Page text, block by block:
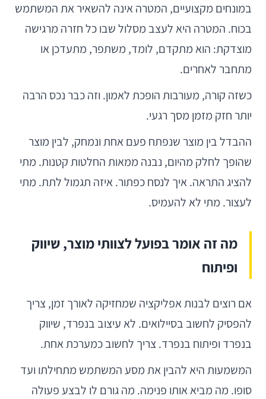
במונחים מקצועיים, המטרה אינה להשאיר את המשתמש
בכוח. המטרה היא לעצב מסלול שבו כל חזרה מרגישה
מוצדקת: הוא מתקדם, לומד, משתפר, מתעדכן או
מתחבר לאחרים.
כשזה קורה, מעורבות הופכת לאמון. וזה כבר נכס הרבה
יותר חזק מזמן מסך רגעי.
ההבדל בין מוצר שנפתח פעם אחת ונמחק, לבין מוצר
שהופך לחלק מהיום, נבנה ממאות החלטות קטנות. מתי
להציג התראה. איך לנסח כפתור. איזה תגמול לתת. מתי
לעצור. מתי לא להעמיס.
מה זה אומר בפועל לצוותי מוצר, שיווק
ופיתוח
אם רוצים לבנות אפליקציה שמחזיקה לאורך זמן, צריך
להפסיק לחשוב בסיילואים. לא עיצוב בנפרד, שיווק
בנפרד ופיתוח בנפרד. צריך לחשוב כמערכת אחת.
המשמעות היא להבין את מסע המשתמש מתחילתו ועד
סופו. מה מביא אותו פנימה. מה גורם לו לבצע פעולה